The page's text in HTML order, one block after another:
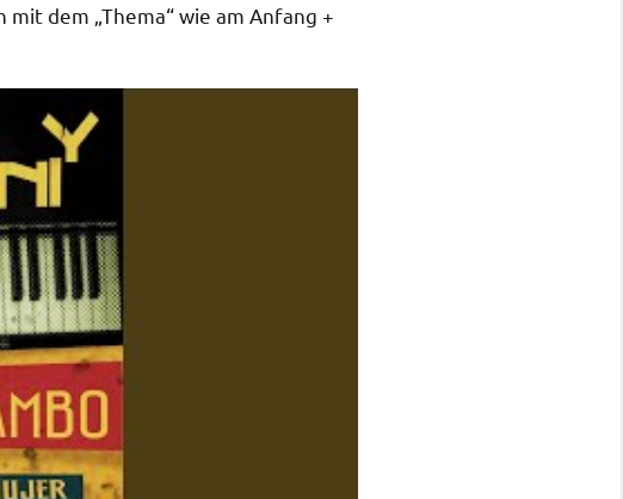
dem „Thema“ wie am Anfang +